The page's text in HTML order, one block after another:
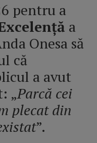
pentru a
a
Onesa să
că
a avut
„Parcă cei
plecat din
”.